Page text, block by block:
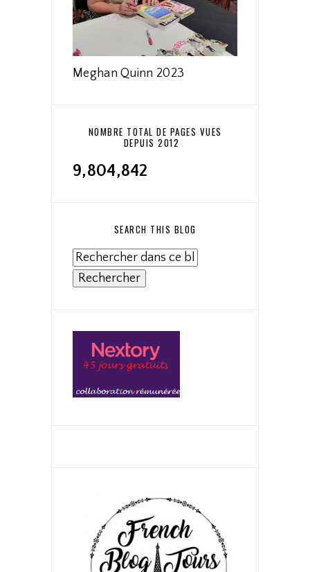
Meghan Quinn 2023
NOMBRE TOTAL DE PAGES VUES
DEPUIS 2012
9,804,842
SEARCH THIS BLOG